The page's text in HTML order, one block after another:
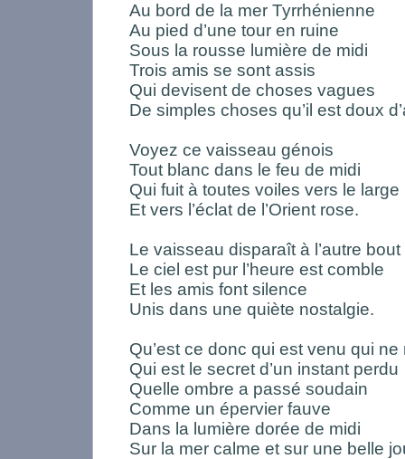
Au bord de la mer Tyrrhénienne
Au pied d’une tour en ruine
Sous la rousse lumière de midi
Trois amis se sont assis
Qui devisent de choses vagues
De simples choses qu’il est doux
Voyez ce vaisseau génois
Tout blanc dans le feu de midi
Qui fuit à toutes voiles vers le large
Et vers l’éclat de l’Orient rose.
Le vaisseau disparaît à l’autre
Le ciel est pur l’heure est comble
Et les amis font silence
Unis dans une quiète nostalgie.
Qu’est ce donc qui est venu qui
Qui est le secret d’un instant perdu
Quelle ombre a passé soudain
Comme un épervier fauve
Dans la lumière dorée de midi
Sur la mer calme et sur une belle